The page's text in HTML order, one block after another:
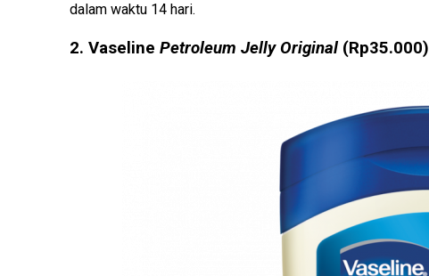
dalam waktu 14 hari.
2. Vaseline Petroleum Jelly Original (Rp35.000)